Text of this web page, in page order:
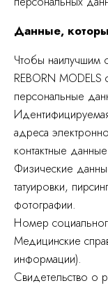
Данные,
Чтобы наилучшим
REBORN
персональные
адреса
контактные
Физические
татуировки,
фотографии.
Номер
Медицинские
информации).
Свидетельство о